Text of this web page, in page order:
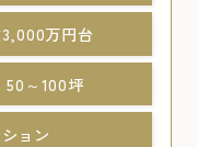
万円台
50～100坪
ョン